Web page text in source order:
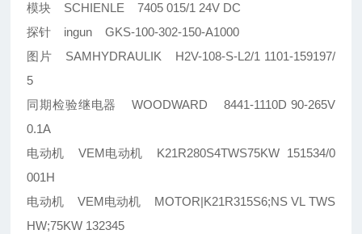
模块 SCHIENLE 7405 015/1 24V DC
探针 ingun GKS-100-302-150-A1000
图片 SAMHYDRAULIK H2V-108-S-L2/1 1101-159197/
5
同期检验继电器 WOODWARD 8441-1110D 90-265V
0.1A
电动机 VEM电动机 K21R280S4TWS75KW 151534/0
001H
电动机 VEM电动机 MOTOR|K21R315S6;NS VL TWS
HW;75KW 132345